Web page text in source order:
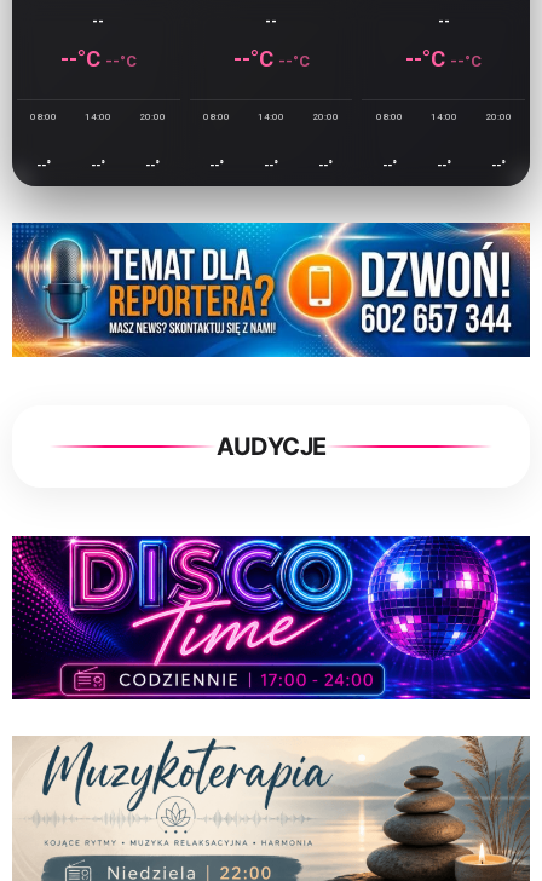
--
--°C --°C
08:00
--°
14:00
--°
20:00
--°
--
--°C --°C
08:00
--°
14:00
--°
20:00
--°
--
--°C --°C
08:00
--°
14:00
--°
20:00
--°
AUDYCJE